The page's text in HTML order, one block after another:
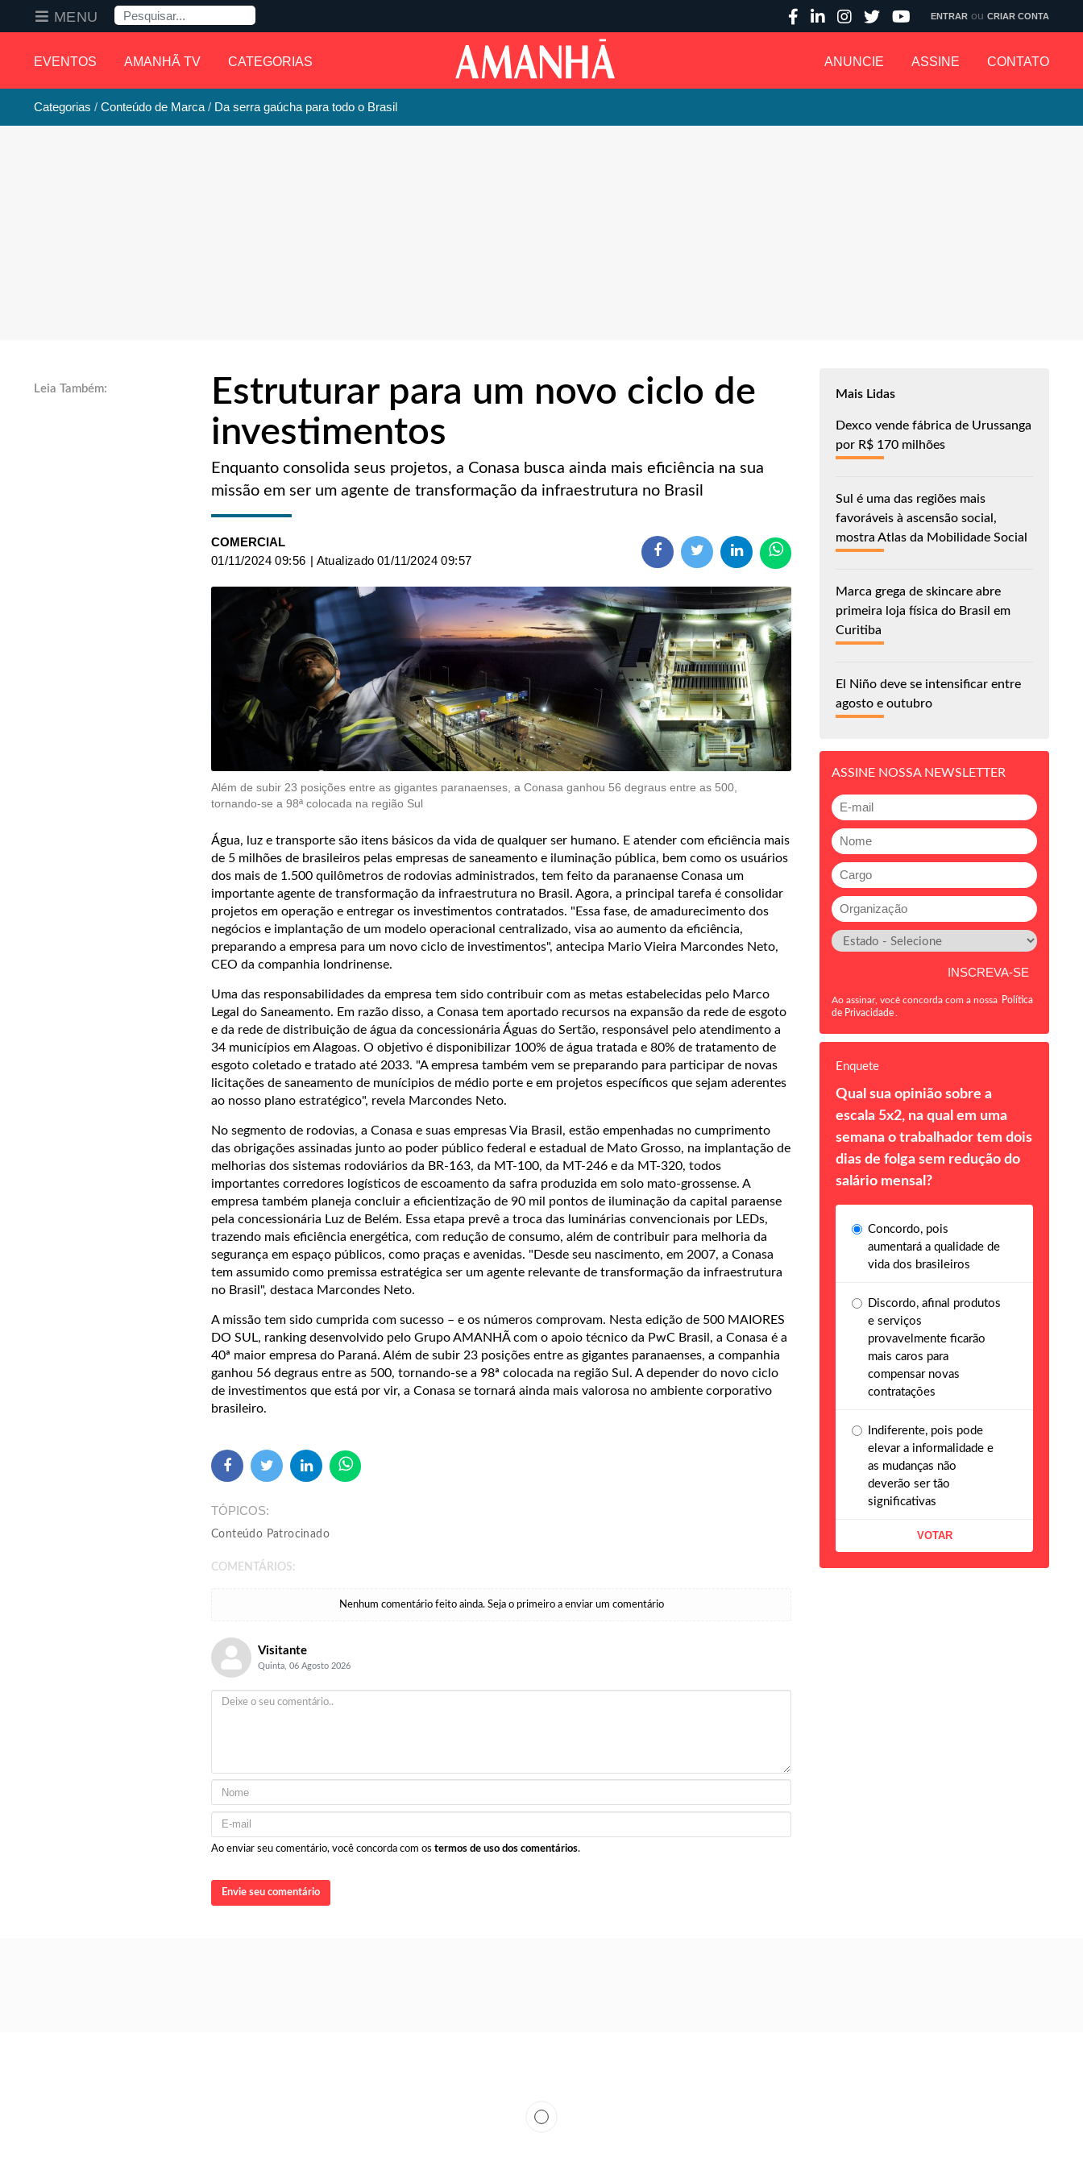
EVENTOS AMANHÃ TV CATEGORIAS ANUNCIE ASSINE CONTATO
MENU Pesquisa ENTRAR ou CRIAR CONTA
Categorias Conteúdo de Marca Da serra gaúcha para todo o Brasil
Estruturar para um novo ciclo de
investimentos
Enquanto consolida seus projetos, a Conasa busca ainda mais eficiência na sua
missão em ser um agente de transformação da infraestrutura no Brasil
COMERCIAL
01/11/2024 09:56 | Atualizado 01/11/2024 09:57
Além de subir 23 posições entre as gigantes paranaenses, a Conasa ganhou 56 degraus entre as 500,
tornando-se a 98ª colocada na região Sul
Água, luz e transporte são itens básicos da vida de qualquer ser humano. E atender com eficiência mais
de 5 milhões de brasileiros pelas empresas de saneamento e iluminação pública, bem como os usuários
dos mais de 1.500 quilômetros de rodovias administrados, tem feito da paranaense Conasa um
importante agente de transformação da infraestrutura no Brasil. Agora, a principal tarefa é consolidar
projetos em operação e entregar os investimentos contratados. "Essa fase, de amadurecimento dos
negócios e implantação de um modelo operacional centralizado, visa ao aumento da eficiência,
preparando a empresa para um novo ciclo de investimentos", antecipa Mario Vieira Marcondes Neto,
CEO da companhia londrinense.
Uma das responsabilidades da empresa tem sido contribuir com as metas estabelecidas pelo Marco
Legal do Saneamento. Em razão disso, a Conasa tem aportado recursos na expansão da rede de esgoto
e da rede de distribuição de água da concessionária Águas do Sertão, responsável pelo atendimento a
34 municípios em Alagoas. O objetivo é disponibilizar 100% de água tratada e 80% de tratamento de
esgoto coletado e tratado até 2033. "A empresa também vem se preparando para participar de novas
licitações de saneamento de munícipios de médio porte e em projetos específicos que sejam aderentes
ao nosso plano estratégico", revela Marcondes Neto.
No segmento de rodovias, a Conasa e suas empresas Via Brasil, estão empenhadas no cumprimento
das obrigações assinadas junto ao poder público federal e estadual de Mato Grosso, na implantação de
melhorias dos sistemas rodoviários da BR-163, da MT-100, da MT-246 e da MT-320, todos
importantes corredores logísticos de escoamento da safra produzida em solo mato-grossense. A
empresa também planeja concluir a eficientização de 90 mil pontos de iluminação da capital paraense
pela concessionária Luz de Belém. Essa etapa prevê a troca das luminárias convencionais por LEDs,
trazendo mais eficiência energética, com redução de consumo, além de contribuir para melhoria da
segurança em espaço públicos, como praças e avenidas. "Desde seu nascimento, em 2007, a Conasa
tem assumido como premissa estratégica ser um agente relevante de transformação da infraestrutura
no Brasil", destaca Marcondes Neto.
A missão tem sido cumprida com sucesso – e os números comprovam. Nesta edição de 500 MAIORES
DO SUL, ranking desenvolvido pelo Grupo AMANHÃ com o apoio técnico da PwC Brasil, a Conasa é a
40ª maior empresa do Paraná. Além de subir 23 posições entre as gigantes paranaenses, a companhia
ganhou 56 degraus entre as 500, tornando-se a 98ª colocada na região Sul. A depender do novo ciclo
de investimentos que está por vir, a Conasa se tornará ainda mais valorosa no ambiente corporativo
brasileiro.
TÓPICOS
Conteúdo Patrocinado
COMENTÁRIOS:
Nenhum comentário feito ainda. Seja o primeiro a enviar um comentário
Visitante
Quinta, 06 Agosto 2026
Ao enviar seu comentário, você concorda com os termos de uso dos comentários.
Envie seu comentário
Mais Lidas
Dexco vende fábrica de Urussanga
por R$ 170 milhões
Sul é uma das regiões mais
favoráveis à ascensão social,
mostra Atlas da Mobilidade Social
Marca grega de skincare abre
primeira loja física do Brasil em
Curitiba
El Niño deve se intensificar entre
agosto e outubro
ASSINE NOSSA NEWSLETTER
Ao assinar, você concorda com a nossa Política
de Privacidade
Enquete
Qual sua opinião sobre a
escala 5x2, na qual em uma
semana o trabalhador tem dois
dias de folga sem redução do
salário mensal?
Concordo, pois
aumentará a qualidade de
vida dos brasileiros
Discordo, afinal produtos
e serviços
provavelmente ficarão
mais caros para
compensar novas
contratações
Indiferente, pois pode
elevar a informalidade e
as mudanças não
deverão ser tão
significativas